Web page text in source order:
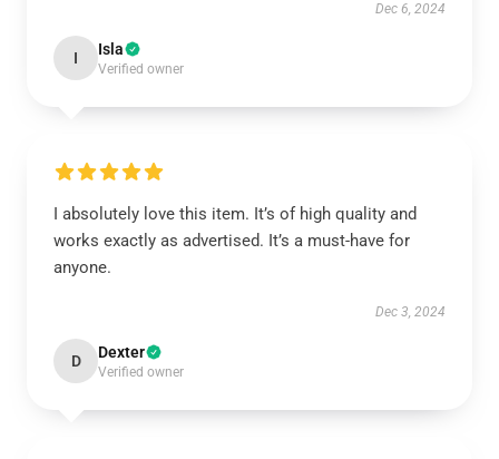
Dec 6, 2024
I Isla
Verified owner
I absolutely love this item. It’s of high quality and
works exactly as advertised. It’s a must-have for
anyone.
Dec 3, 2024
D Dexter
Verified owner